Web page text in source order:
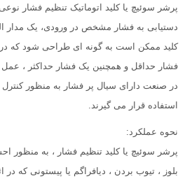
پرشر سوئیچ یا کلید اتوماتیک تنظیم فشار
دستیابی به فشار مشخص در ورودی، یک مدار
کلید ممکن است به گونه ای طراحی شود که
فشار حداقل و همچنین یک فشار حداکثر ، عمل
در صنعت دارای سیال پر فشار به منظور
استفاده قرار می گیرند.
نحوه عملکرد:
پرشر سوئیچ یا کلید تنظیم فشار ، به منظور
بلوز ، تیوب بردن ، دیافراگم یا پیستونی که